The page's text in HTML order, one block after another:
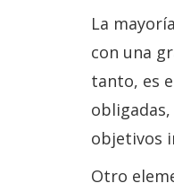
La
con una
tanto, es
objetivos
Otro